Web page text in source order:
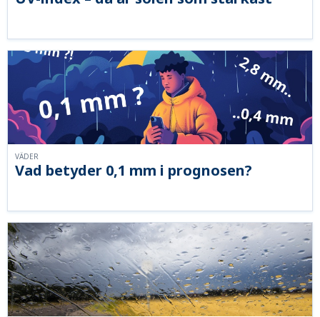
Vad betyder 0,1 mm i prognosen?
VÄDER